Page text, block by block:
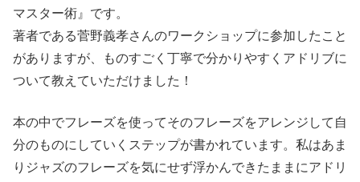
マスター術』です。
著者である菅野義孝さんのワークショップに参加したこと
がありますが、ものすごく丁寧で分かりやすくアドリブに
ついて教えていただけました！
本の中でフレーズを使ってそのフレーズをアレンジして自
分のものにしていくステップが書かれています。私はあま
りジャズのフレーズを気にせず浮かんできたままにアドリ